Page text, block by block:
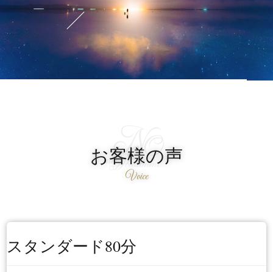
お客様の声
Voice
スタンダード80分